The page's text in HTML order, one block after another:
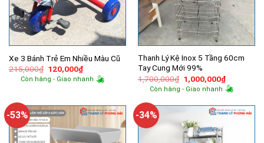
Xe 3 Bánh Trẻ Em Nhiều Màu Cũ
215,000₫ Giá
gốc
là:
120,000₫Giá
hiện
tại
Còn hàng - Giao nhanh
Thanh Lý Kệ Inox 5 Tầng 60cm
Tay Cung Mới 99%
1,700,000₫ Giá
gốc
là:
1,000,000₫Giá
hiện
tại
Còn hàng - Giao nhanh
-53% -34%